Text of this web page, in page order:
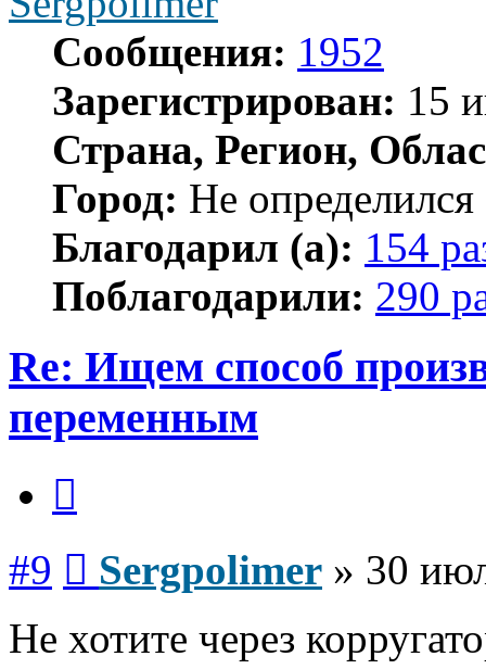
Сообщения: 1952
Зарегистрирован: 15
Страна, Регион,
Город: Не определился
Благодарил (а): 154
Поблагодарили: 290
Re: Ищем способ
переменным
#9 Sergpolimer » 30
Не хотите через